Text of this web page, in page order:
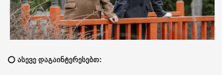
⭕ ასევე დაგაინტერესებთ: